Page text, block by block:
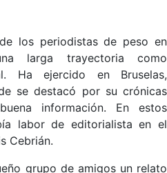
los periodistas de peso en
larga trayectoria como
Ha ejercido en Bruselas,
se destacó por su crónicas
información. En estos
labor de editorialista en el
Cebrián.
grupo de amigos un relato